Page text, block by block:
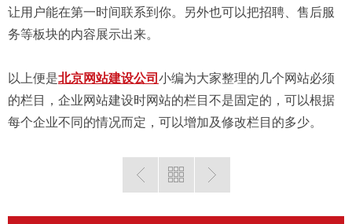
让用户能在第一时间联系到你。另外也可以把招聘、售后服
务等板块的内容展示出来。
以上便是北京网站建设公司 小编为大家整理的几个网站必须
的栏目，企业网站建设时网站的栏目不是固定的，可以根据
每个企业不同的情况而定，可以增加及修改栏目的多少。